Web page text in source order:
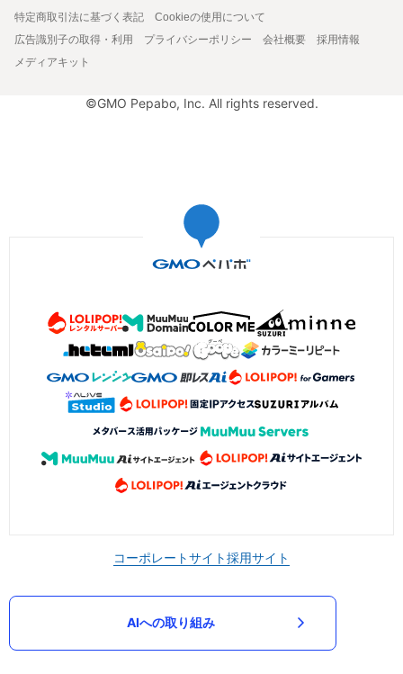
特定商取引法に基づく表記
Cookieの使用について
広告識別子の取得・利用
プライバシーポリシー 会社概要
採用情報
メディアキット
©GMO Pepabo, Inc. All rights reserved.
コーポレートサイト採用サイト
AIへの取り組み